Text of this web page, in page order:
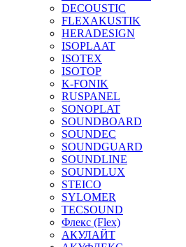
DECOUSTIC
FLEXAKUSTIK
HERADESIGN
ISOPLAAT
ISOTEX
ISOTOP
K-FONIK
RUSPANEL
SONOPLAT
SOUNDBOARD
SOUNDEC
SOUNDGUARD
SOUNDLINE
SOUNDLUX
STEICO
SYLOMER
TECSOUND
Флекс (Flex)
АКУЛАЙТ